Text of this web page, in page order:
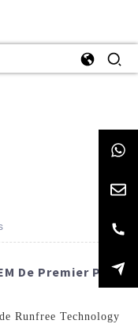
De Premier Plan
Runfree Technology